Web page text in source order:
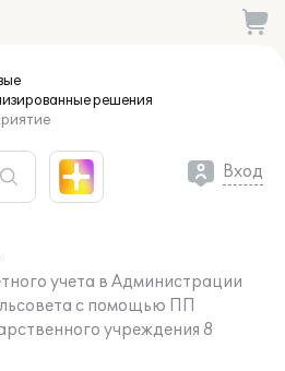
решения
Вход
учета в Администрации
с помощью ПП
учреждения 8